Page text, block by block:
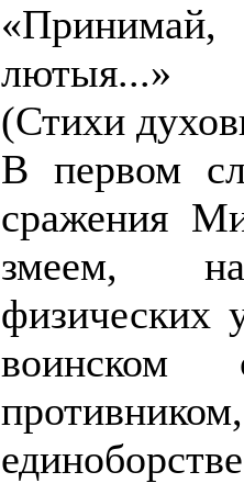
лютыя...»
(Стихи
В первом
сражения
змеем,
физических
воинском